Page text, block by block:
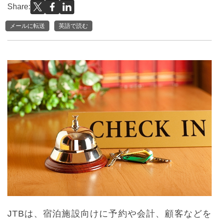
Share:
メールに転送 英語で読む
JTBは、宿泊施設向けに予約や会計、顧客などを